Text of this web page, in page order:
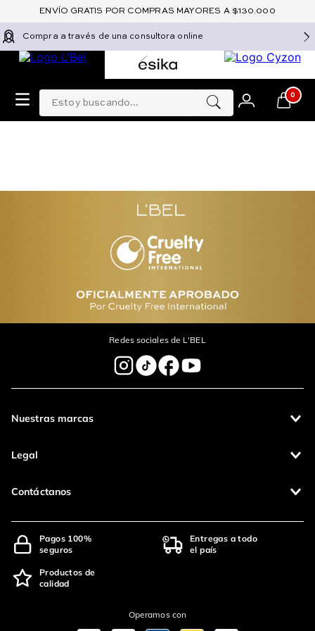
Compra a través de una consultora online
Estoy buscando... 0
ENVÍO GRATIS POR COMPRAS MAYORES A $130.000
Redes sociales de L'BEL
Nuestras marcas
Legal
Contáctanos
Pagos 100%
seguros
Entregas a todo
el país
Productos de
calidad
Operamos con